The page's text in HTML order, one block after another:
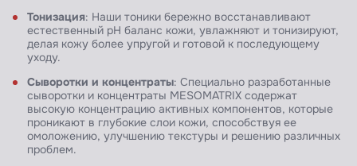
Тонизация: Наши тоники бережно восстанавливают
естественный pH баланс кожи, увлажняют и тонизируют,
делая кожу более упругой и готовой к последующему
уходу.
Сыворотки и концентраты: Специально разработанные
сыворотки и концентраты MESOMATRIX содержат
высокую концентрацию активных компонентов, которые
проникают в глубокие слои кожи, способствуя ее
омоложению, улучшению текстуры и решению различных
проблем.